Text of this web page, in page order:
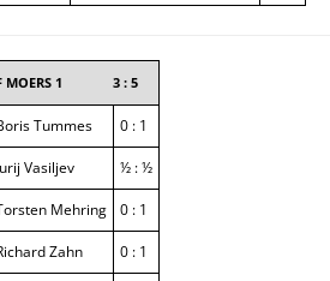
MOERS 1 3 : 5
Tummes 0 : 1
Vasiljev ½ : ½
Mehring 0 : 1
Zahn 0 : 1